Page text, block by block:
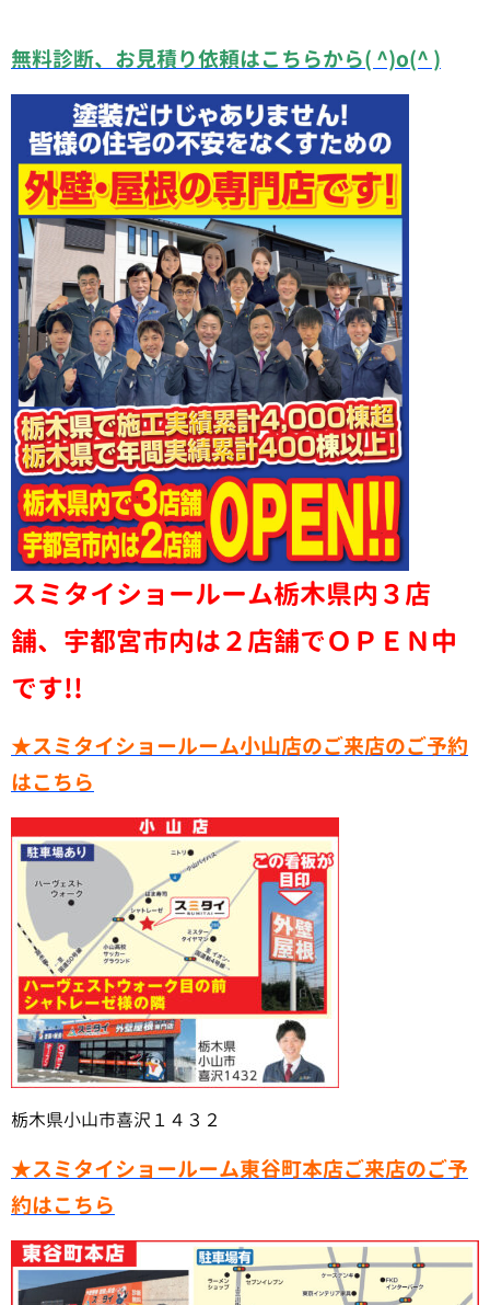
無料診断、お見積り依頼はこちらから( ^)o(^ )
スミタイショールーム栃木県内３店
舗、宇都宮市内は２店舗でＯＰＥＮ中
です!!
★スミタイショールーム小山店のご来店のご予約
はこちら
栃木県小山市喜沢１４３２
★スミタイショールーム東谷町本店ご来店のご予
約はこちら